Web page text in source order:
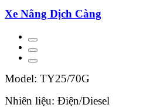
Xe Nâng Dịch Càng
Model: TY25/70G
Nhiên liệu: Điện/Diesel